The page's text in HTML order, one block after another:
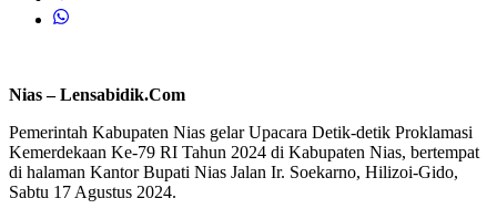
Nias – Lensabidik.Com
Pemerintah Kabupaten Nias gelar Upacara Detik-detik Proklamasi
Kemerdekaan Ke-79 RI Tahun 2024 di Kabupaten Nias, bertempat
di halaman Kantor Bupati Nias Jalan Ir. Soekarno, Hilizoi-Gido,
Sabtu 17 Agustus 2024.